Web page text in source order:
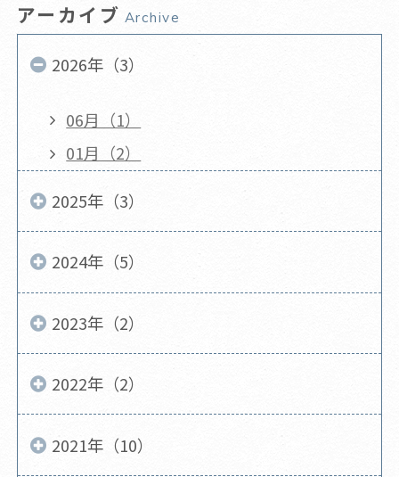
アーカイブ Archive
2026年（3）
06月（1）
01月（2）
2025年（3）
2024年（5）
2023年（2）
2022年（2）
2021年（10）